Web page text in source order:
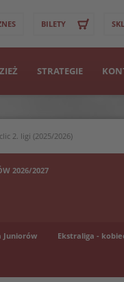
BILETY
STRATEGIE
2. ligi (2025/2026)
2026/2027
Juniorów Ekstraliga -